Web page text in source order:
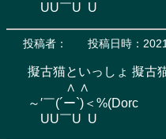
UU￣U  U
投稿者： 投稿日時：
擬古猫といっしょ 擬古
∧ ∧
～′￣(´ー`)＜%(Dorc
UU￣U  U